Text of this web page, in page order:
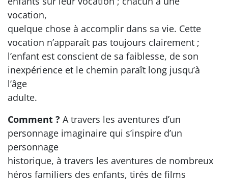
vocation,
quelque chose à accomplir dans sa vie. Cette
vocation n’apparaît pas toujours clairement ;
l’enfant est conscient de sa faiblesse, de son
inexpérience et le chemin paraît long jusqu’à
l’âge
adulte.
Comment ? A travers les aventures d’un
personnage imaginaire qui s’inspire d’un
personnage
historique, à travers les aventures de nombreux
héros familiers des enfants, tirés de films